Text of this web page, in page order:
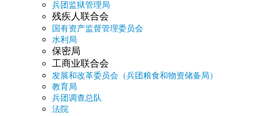
兵团监狱管理局
残疾人联合会
国有资产监督管理委员会
水利局
保密局
工商业联合会
发展和改革委员会（兵团粮食和物资储备局）
教育局
兵团调查总队
法院